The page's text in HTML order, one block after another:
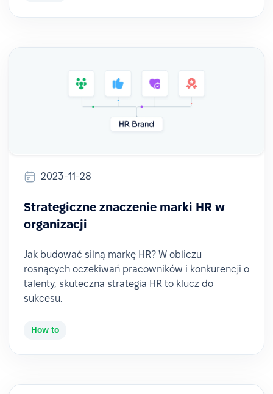
2023-11-28
Strategiczne znaczenie marki HR w
organizacji
Jak budować silną markę HR? W obliczu
rosnących oczekiwań pracowników i konkurencji o
talenty, skuteczna strategia HR to klucz do
sukcesu.
How to